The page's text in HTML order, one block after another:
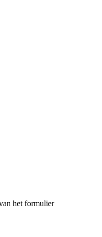
het formulier